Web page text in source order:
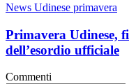
News Udinese primavera
Primavera Udinese,
dell’esordio ufficiale
Commenti